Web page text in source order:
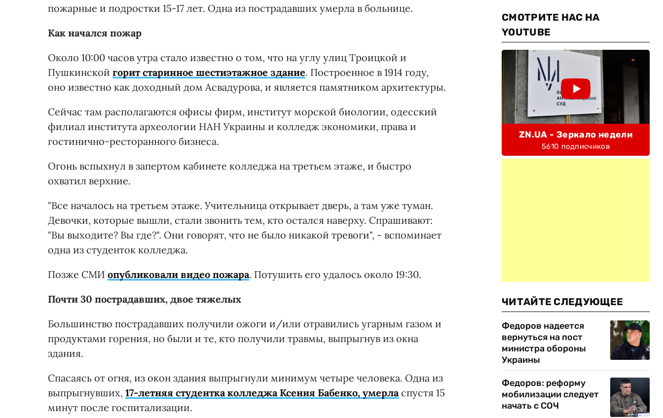
пожарные и подростки 15-17 лет. Одна из пострадавших умерла в больнице.
Как начался пожар
Около 10:00 часов утра стало известно о том, что на углу улиц Троицкой и
Пушкинской горит старинное шестиэтажное здание. Построенное в 1914 году,
оно известно как доходный дом Асвадурова, и является памятником архитектуры.
Сейчас там располагаются офисы фирм, институт морской биологии, одесский
филиал института археологии НАН Украины и колледж экономики, права и
гостинично-ресторанного бизнеса.
Огонь вспыхнул в запертом кабинете колледжа на третьем этаже, и быстро
охватил верхние.
"Все началось на третьем этаже. Учительница открывает дверь, а там уже туман.
Девочки, которые вышли, стали звонить тем, кто остался наверху. Спрашивают:
"Вы выходите? Вы где?". Они говорят, что не было никакой тревоги", - вспоминает
одна из студенток колледжа.
Позже СМИ опубликовали видео пожара. Потушить его удалось около 19:30.
Почти 30 пострадавших, двое тяжелых
Большинство пострадавших получили ожоги и/или отравились угарным газом и
продуктами горения, но были и те, кто получили травмы, выпрыгнув из окна
здания.
Спасаясь от огня, из окон здания выпрыгнули минимум четыре человека. Одна из
выпрыгнувших, 17-летняя студентка колледжа Ксения Бабенко, умерласпустя 15
минут после госпитализации.
СМОТРИТЕ НАС НА
YOUTUBE
ZN.UA - Зеркало недели
5610 подписчиков
ЧИТАЙТЕ СЛЕДУЮЩЕЕ
Федоров надеется
вернуться на пост
министра обороны
Украины
Федоров: реформу
мобилизации следует
начать с СОЧ